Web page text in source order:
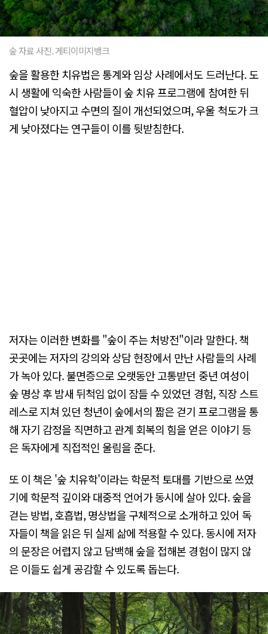
숲 자료 사진. 게티이미지뱅크
숲을 활용한 치유법은 통계와 임상 사례에서도 드러난다. 도
시 생활에 익숙한 사람들이 숲 치유 프로그램에 참여한 뒤
혈압이 낮아지고 수면의 질이 개선되었으며, 우울 척도가 크
게 낮아졌다는 연구들이 이를 뒷받침한다.
저자는 이러한 변화를 "숲이 주는 처방전"이라 말한다. 책
곳곳에는 저자의 강의와 상담 현장에서 만난 사람들의 사례
가 녹아 있다. 불면증으로 오랫동안 고통받던 중년 여성이
숲 명상 후 밤새 뒤척임 없이 잠들 수 있었던 경험, 직장 스트
레스로 지쳐 있던 청년이 숲에서의 짧은 걷기 프로그램을 통
해 자기 감정을 직면하고 관계 회복의 힘을 얻은 이야기 등
은 독자에게 직접적인 울림을 준다.
또 이 책은 '숲 치유학'이라는 학문적 토대를 기반으로 쓰였
기에 학문적 깊이와 대중적 언어가 동시에 살아 있다. 숲을
걷는 방법, 호흡법, 명상법을 구체적으로 소개하고 있어 독
자들이 책을 읽은 뒤 실제 삶에 적용할 수 있다. 동시에 저자
의 문장은 어렵지 않고 담백해 숲을 접해본 경험이 많지 않
은 이들도 쉽게 공감할 수 있도록 돕는다.